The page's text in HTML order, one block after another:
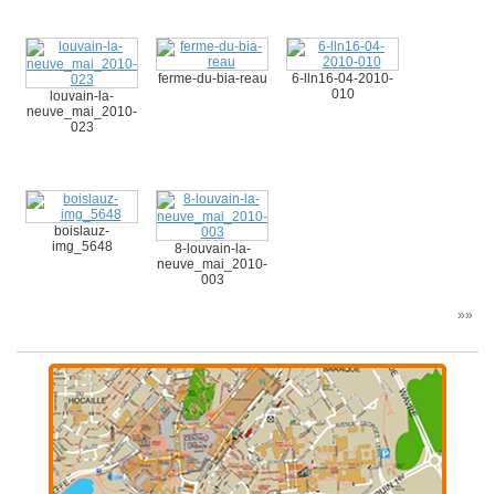
louvain-la-
neuve_mai_2010-
023
ferme-du-bia-reau
6-lln16-04-2010-
010
boislauz-
img_5648
8-louvain-la-
neuve_mai_2010-
003
»»